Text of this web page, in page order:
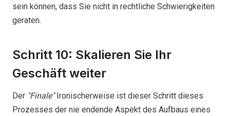
sein können, dass Sie nicht in rechtliche Schwierigkeiten
geraten.
Schritt 10: Skalieren Sie Ihr
Geschäft weiter
Der "Finale"Ironischerweise ist dieser Schritt dieses
Prozesses der nie endende Aspekt des Aufbaus eines